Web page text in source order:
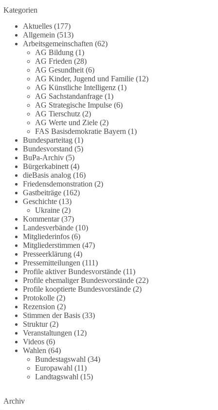
Vorhaben war bis zur Veröffentlichung von
🟩🟩🟦🟦🟥🟥🟧🟧
Versorgungssicherheit ist keine Nebensache. Sie
ist Voraussetzung für Freiheit, Wirtschaft und den
Alltag der Menschen.
dieBasis steht für eine bezahlbare, sichere und
unabhängige Energieversorgung.
Eine resiliente Gesellschaft erkennt man nicht
daran, wie sie Strommangel verwaltet, sondern
daran, wie sie ihn verhindert!
Quellen:https://apollo-news.net/geheimplan-
energiekrise-bundesnetzagentur-bereitet-sich-auf-
strommangel-ueber-mehrere-tage-bis-wochen-vor/
und
https://www.merkur.de/deutschland/der-
geheimplan-gegen-stromausfalle-der-
bundesnetzagentur-zr-94423201.html?
utm_source=chatgpt.com
🟩🟩🟦🟦🟥🟥🟧🟧
Wieder ein Beispiel dafür, warum wir 1 Milliarde
für freie Medien fordern sollten: 👉 Jetzt Petition
unterzeichnen
#dieBasis #Energie #Versorgungssicherheit
#Infrastruktur #Technologieoffen
26 69 Auf Facebook ansehen
Kategorien
Aktuelles(177)
Allgemein (513)
Arbeitsgemeinschaften (62)
AG Bildung(1)
AG Frieden (28)
AG Gesundheit(6)
AG Kinder, Jugend und Familie(12)
AG Künstliche Intelligenz(1)
AG Sachstandanfrage(1)
AG Strategische Impulse(6)
AG Tierschutz(2)
AG Werte und Ziele(2)
FAS Basisdemokratie Bayern (1)
Bundesparteitag(1)
Bundesvorstand (5)
BuPa-Archiv(5)
Bürgerkabinett(4)
dieBasis analog(16)
Friedensdemonstration (2)
Gastbeiträge(162)
Geschichte(13)
Ukraine(2)
Kommentar(37)
Landesverbände(10)
Mitgliederinfos(6)
Mitgliederstimmen (47)
Presseerklärung(4)
Pressemitteilungen (111)
Profile aktiver Bundesvorstände(11)
Profile ehemaliger Bundesvorstände(22)
Profile kooptierte Bundesvorstände(2)
Protokolle(2)
Rezension (2)
Stimmen der Basis(33)
Struktur(2)
Veranstaltungen (12)
Videos(6)
Wahlen (64)
Bundestagswahl (34)
Europawahl (11)
Landtagswahl (15)
Archiv